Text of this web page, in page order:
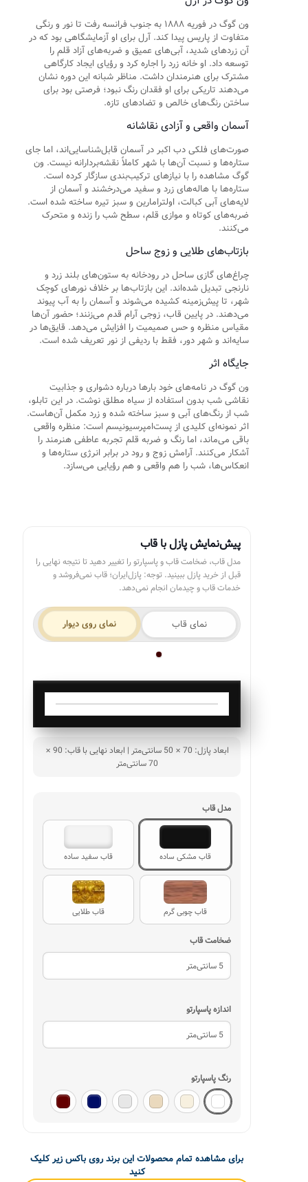
ون گوگ در فوریه ۱۸۸۸ به جنوب فرانسه رفت تا نور و رنگی
متفاوت از پاریس پیدا کند. آرل برای او آزمایشگاهی بود که در
آن زردهای شدید، آبی‌های عمیق و ضربه‌های آزاد قلم را
توسعه داد. او خانه زرد را اجاره کرد و رؤیای ایجاد کارگاهی
مشترک برای هنرمندان داشت. مناظر شبانه این دوره نشان
می‌دهند تاریکی برای او فقدان رنگ نبود؛ فرصتی بود برای
ساختن رنگ‌های خالص و تضادهای تازه.
آسمان واقعی و آزادی نقاشانه
صورت‌های فلکی دب اکبر در آسمان قابل‌شناسایی‌اند، اما جای
ستاره‌ها و نسبت آن‌ها با شهر کاملاً نقشه‌بردارانه نیست. ون
گوگ مشاهده را با نیازهای ترکیب‌بندی سازگار کرده است.
ستاره‌ها با هاله‌های زرد و سفید می‌درخشند و آسمان از
لایه‌های آبی کبالت، اولترامارین و سبز تیره ساخته شده است.
ضربه‌های کوتاه و موازی قلم، سطح شب را زنده و متحرک
می‌کنند.
بازتاب‌های طلایی و زوج ساحل
چراغ‌های گازی ساحل در رودخانه به ستون‌های بلند زرد و
نارنجی تبدیل شده‌اند. این بازتاب‌ها بر خلاف نورهای کوچک
شهر، تا پیش‌زمینه کشیده می‌شوند و آسمان را به آب پیوند
می‌دهند. در پایین قاب، زوجی آرام قدم می‌زنند؛ حضور آن‌ها
مقیاس منظره و حس صمیمیت را افزایش می‌دهد. قایق‌ها در
سایه‌اند و شهر دور، فقط با ردیفی از نور تعریف شده است.
جایگاه اثر
ون گوگ در نامه‌های خود بارها درباره دشواری و جذابیت
نقاشی شب بدون استفاده از سیاه مطلق نوشت. در این تابلو،
شب از رنگ‌های آبی و سبز ساخته شده و زرد مکمل آن‌هاست.
اثر نمونه‌ای کلیدی از پست‌امپرسیونیسم است: منظره واقعی
باقی می‌ماند، اما رنگ و ضربه قلم تجربه عاطفی هنرمند را
آشکار می‌کنند. آرامش زوج و رود در برابر انرژی ستاره‌ها و
انعکاس‌ها، شب را هم واقعی و هم رؤیایی می‌سازد.
پیش‌نمایش پازل با قاب
مدل قاب، ضخامت قاب و پاسپارتو را تغییر دهید تا نتیجه نهایی را
قبل از خرید پازل ببینید. توجه: پازل‌ایران؛ قاب نمی‌فروشد و
خدمات قاب و چیدمان انجام نمی‌دهد.
نمای قاب نمای روی دیوار
ابعاد پازل: 70 × 50 سانتی‌متر | ابعاد نهایی با قاب: 90 ×
70 سانتی‌متر
مدل قاب
قاب مشکی ساده قاب سفید ساده
قاب چوبی گرم قاب طلایی
ضخامت قاب
اندازه پاسپارتو
رنگ پاسپارتو
برای مشاهده تمام محصولات این برند روی باکس زیر کلیک
کنید